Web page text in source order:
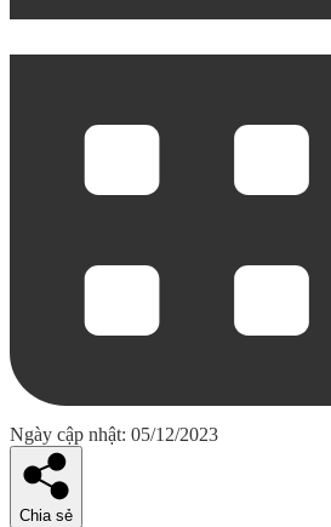
Ngày cập nhật: 05/12/2023
Chia sẻ